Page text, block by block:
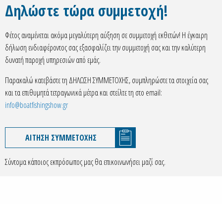
Δηλώστε τώρα συμμετοχή!
Φέτος αναμένεται ακόμα μεγαλύτερη αύξηση σε συμμετοχή εκθετών! Η έγκαιρη
δήλωση ενδιαφέροντος σας εξασφαλίζει την συμμετοχή σας και την καλύτερη
δυνατή παροχή υπηρεσιών από εμάς.
Παρακαλώ κατεβάστε τη ΔΗΛΩΣΗ ΣΥΜΜΕΤΟΧΗΣ, συμπληρώστε τα στοιχεία σας
και τα επιθυμητά τετραγωνικά μέτρα και στείλτε τη στο email:
info@boatfishingshow.gr
ΑΙΤΗΣΗ ΣΥΜΜΕΤΟΧΗΣ
Σύντομα κάποιος εκπρόσωπος μας θα επικοινωνήσει μαζί σας.